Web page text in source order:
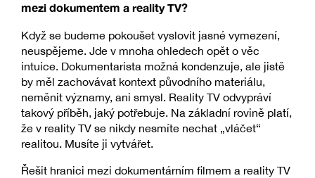
mezi dokumentem a reality TV?
Když se budeme pokoušet vyslovit jasné vymezení,
neuspějeme. Jde v mnoha ohledech opět o věc
intuice. Dokumentarista možná kondenzuje, ale jistě
by měl zachovávat kontext původního materiálu,
neměnit významy, ani smysl. Reality TV odvypráví
takový příběh, jaký potřebuje. Na základní rovině platí,
že v reality TV se nikdy nesmíte nechat „vláčet“
realitou. Musíte ji vytvářet.
Řešit hranici mezi dokumentárním filmem a reality TV